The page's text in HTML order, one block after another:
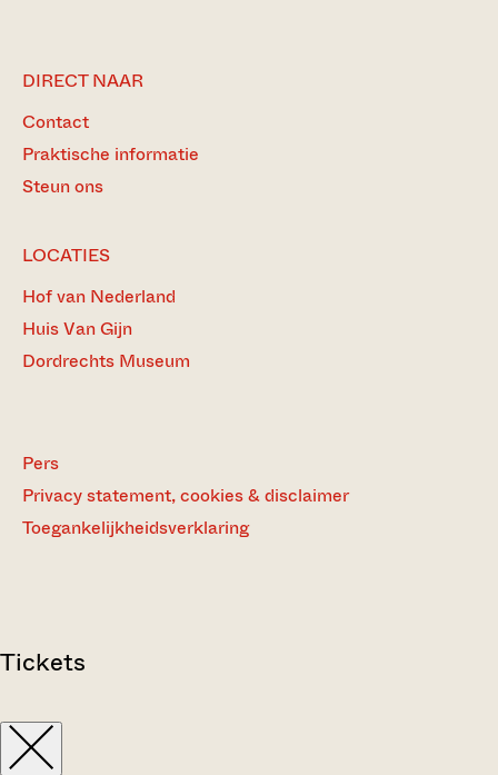
DIRECT NAAR
Contact
Praktische informatie
Steun ons
LOCATIES
Hof van Nederland
Huis Van Gijn
Dordrechts Museum
Pers
Privacy statement, cookies & disclaimer
Toegankelijkheidsverklaring
Tickets